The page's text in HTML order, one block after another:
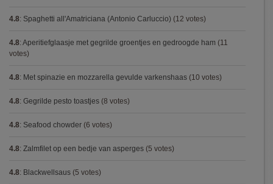
4.8: Spaghetti all'Amatriciana (Antonio Carluccio) (12 votes)
4.8: Aperitiefglaasje met gegrilde groentjes en gedroogde ham (11
votes)
4.8: Met spinazie en mozzarella gevulde varkenshaas (10 votes)
4.8: Gegrilde pesto toastjes (8 votes)
4.8: Seafood chowder (6 votes)
4.8: Zalmfilet op een bedje van asperges (5 votes)
4.8: Blackwellsaus (5 votes)